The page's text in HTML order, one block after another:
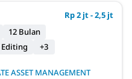
Rp 2 jt - 2,5 jt
12 Bulan
+3
ASSET MANAGEMENT